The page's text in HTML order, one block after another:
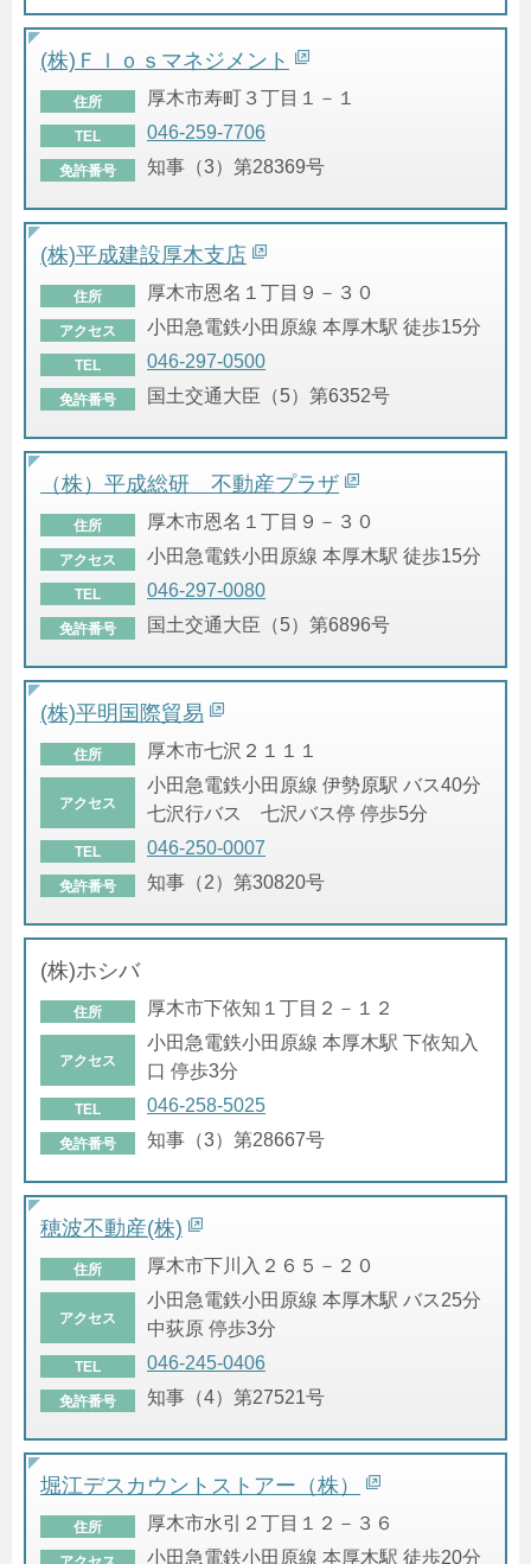
(株)Ｆｌｏｓマネジメント
住所 厚木市寿町３丁目１－１
TEL 046-259-7706
免許番号 知事（3）第28369号
(株)平成建設厚木支店
住所 厚木市恩名１丁目９－３０
アクセス 小田急電鉄小田原線 本厚木駅 徒歩15分
TEL 046-297-0500
免許番号 国土交通大臣（5）第6352号
（株）平成総研 不動産プラザ
住所 厚木市恩名１丁目９－３０
アクセス 小田急電鉄小田原線 本厚木駅 徒歩15分
TEL 046-297-0080
免許番号 国土交通大臣（5）第6896号
(株)平明国際貿易
住所 厚木市七沢２１１１
アクセス
小田急電鉄小田原線 伊勢原駅 バス40分
七沢行バス 七沢バス停 停歩5分
TEL 046-250-0007
免許番号 知事（2）第30820号
(株)ホシバ
住所 厚木市下依知１丁目２－１２
アクセス
小田急電鉄小田原線 本厚木駅 下依知入
口 停歩3分
TEL 046-258-5025
免許番号 知事（3）第28667号
穂波不動産(株)
住所 厚木市下川入２６５－２０
アクセス
小田急電鉄小田原線 本厚木駅 バス25分
中荻原 停歩3分
TEL 046-245-0406
免許番号 知事（4）第27521号
堀江デスカウントストアー（株）
住所 厚木市水引２丁目１２－３６
小田急電鉄小田原線 本厚木駅 徒歩20分